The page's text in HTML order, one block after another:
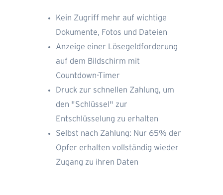
Kein Zugriff mehr auf wichtige
Dokumente, Fotos und Dateien
Anzeige einer Lösegeldforderung
auf dem Bildschirm mit
Countdown-Timer
Druck zur schnellen Zahlung, um
den "Schlüssel" zur
Entschlüsselung zu erhalten
Selbst nach Zahlung: Nur 65% der
Opfer erhalten vollständig wieder
Zugang zu ihren Daten